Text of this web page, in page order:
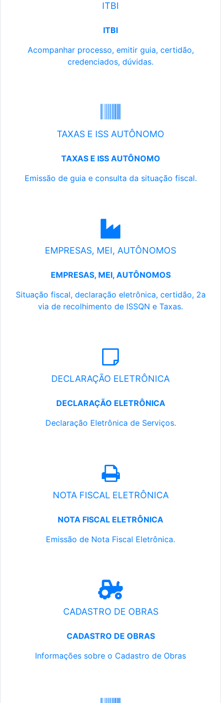
ITBI
ITBI
Acompanhar processo, emitir guia, certidão,
credenciados, dúvidas.
TAXAS E ISS AUTÔNOMO
TAXAS E ISS AUTÔNOMO
Emissão de guia e consulta da situação fiscal.
EMPRESAS, MEI, AUTÔNOMOS
EMPRESAS, MEI, AUTÔNOMOS
Situação fiscal, declaração eletrônica, certidão, 2a
via de recolhimento de ISSQN e Taxas.
DECLARAÇÃO ELETRÔNICA
DECLARAÇÃO ELETRÔNICA
Declaração Eletrônica de Serviços.
NOTA FISCAL ELETRÔNICA
NOTA FISCAL ELETRÔNICA
Emissão de Nota Fiscal Eletrônica.
CADASTRO DE OBRAS
CADASTRO DE OBRAS
Informações sobre o Cadastro de Obras